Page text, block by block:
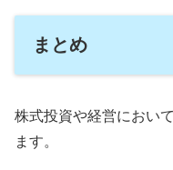
まとめ
株式投資や経営におい
ます。